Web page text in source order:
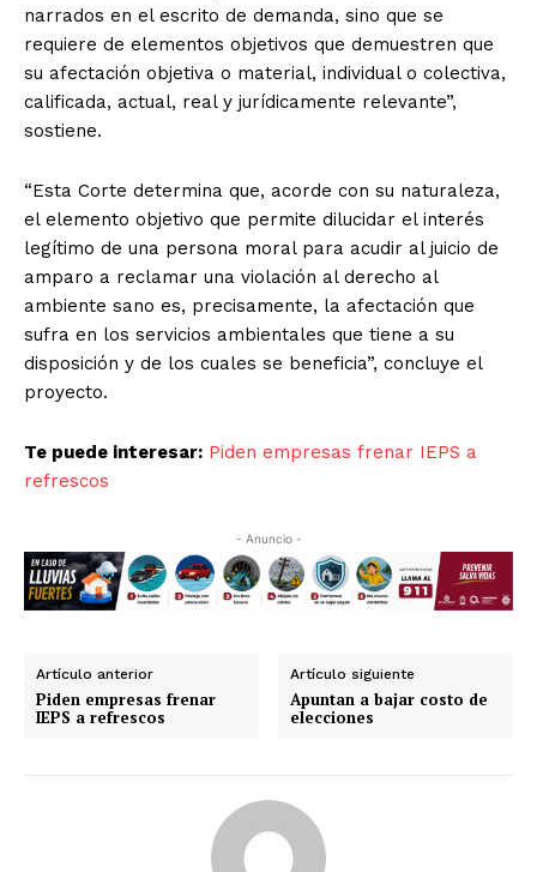
narrados en el escrito de demanda, sino que se
requiere de elementos objetivos que demuestren que
su afectación objetiva o material, individual o colectiva,
calificada, actual, real y jurídicamente relevante”,
sostiene.
“Esta Corte determina que, acorde con su naturaleza,
el elemento objetivo que permite dilucidar el interés
legítimo de una persona moral para acudir al juicio de
amparo a reclamar una violación al derecho al
ambiente sano es, precisamente, la afectación que
sufra en los servicios ambientales que tiene a su
disposición y de los cuales se beneficia”, concluye el
proyecto.
Te puede interesar: Piden empresas frenar IEPS a
refrescos
- Anuncio -
Artículo anterior
Piden empresas frenar
IEPS a refrescos
Artículo siguiente
Apuntan a bajar costo de
elecciones